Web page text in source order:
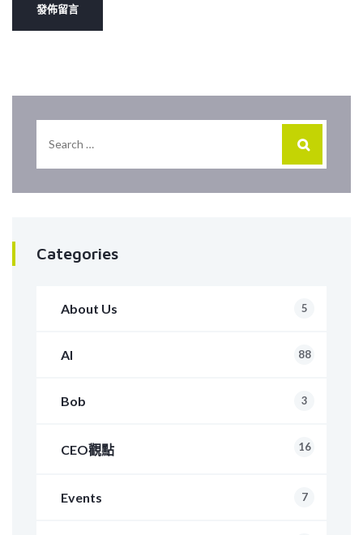
Categories
About Us 5
AI 88
Bob 3
CEO觀點 16
Events 7